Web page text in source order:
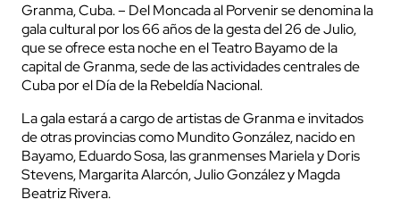
Granma, Cuba. – Del Moncada al Porvenir se denomina la
gala cultural por los 66 años de la gesta del 26 de Julio,
que se ofrece esta noche en el Teatro Bayamo de la
capital de Granma, sede de las actividades centrales de
Cuba por el Día de la Rebeldía Nacional.
La gala estará a cargo de artistas de Granma e invitados
de otras provincias como Mundito González, nacido en
Bayamo, Eduardo Sosa, las granmenses Mariela y Doris
Stevens, Margarita Alarcón, Julio González y Magda
Beatriz Rivera.